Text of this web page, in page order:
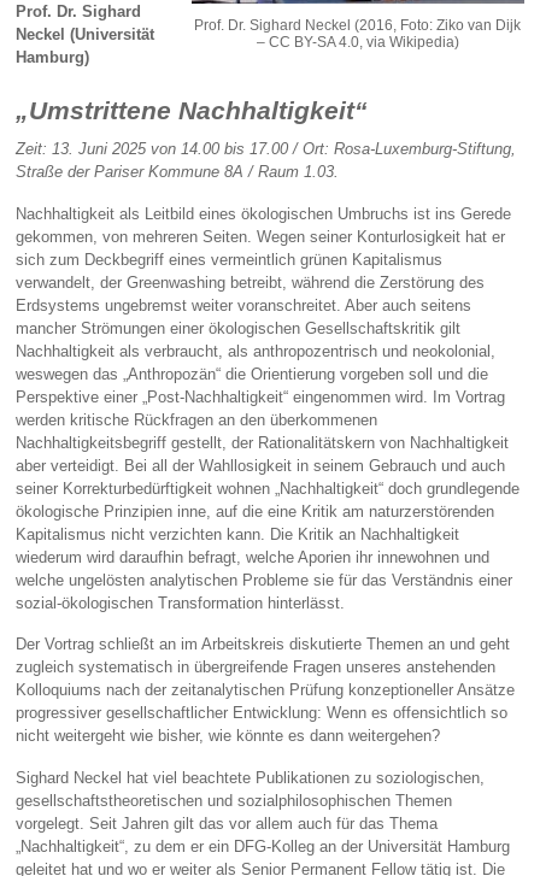
Prof. Dr. Sighard Neckel (2016, Foto: Ziko van Dijk
– CC BY-SA 4.0, via Wikipedia)
Prof. Dr. Sighard
Neckel (Universität
Hamburg)
„Umstrittene Nachhaltigkeit“
Zeit: 13. Juni 2025 von 14.00 bis 17.00 / Ort: Rosa-Luxemburg-Stiftung,
Straße der Pariser Kommune 8A / Raum 1.03.
Nachhaltigkeit als Leitbild eines ökologischen Umbruchs ist ins Gerede
gekommen, von mehreren Seiten. Wegen seiner Konturlosigkeit hat er
sich zum Deckbegriff eines vermeintlich grünen Kapitalismus
verwandelt, der Greenwashing betreibt, während die Zerstörung des
Erdsystems ungebremst weiter voranschreitet. Aber auch seitens
mancher Strömungen einer ökologischen Gesellschaftskritik gilt
Nachhaltigkeit als verbraucht, als anthropozentrisch und neokolonial,
weswegen das „Anthropozän“ die Orientierung vorgeben soll und die
Perspektive einer „Post-Nachhaltigkeit“ eingenommen wird. Im Vortrag
werden kritische Rückfragen an den überkommenen
Nachhaltigkeitsbegriff gestellt, der Rationalitätskern von Nachhaltigkeit
aber verteidigt. Bei all der Wahllosigkeit in seinem Gebrauch und auch
seiner Korrekturbedürftigkeit wohnen „Nachhaltigkeit“ doch grundlegende
ökologische Prinzipien inne, auf die eine Kritik am naturzerstörenden
Kapitalismus nicht verzichten kann. Die Kritik an Nachhaltigkeit
wiederum wird daraufhin befragt, welche Aporien ihr innewohnen und
welche ungelösten analytischen Probleme sie für das Verständnis einer
sozial-ökologischen Transformation hinterlässt.
Der Vortrag schließt an im Arbeitskreis diskutierte Themen an und geht
zugleich systematisch in übergreifende Fragen unseres anstehenden
Kolloquiums nach der zeitanalytischen Prüfung konzeptioneller Ansätze
progressiver gesellschaftlicher Entwicklung: Wenn es offensichtlich so
nicht weitergeht wie bisher, wie könnte es dann weitergehen?
Sighard Neckel hat viel beachtete Publikationen zu soziologischen,
gesellschaftstheoretischen und sozialphilosophischen Themen
vorgelegt. Seit Jahren gilt das vor allem auch für das Thema
„Nachhaltigkeit“, zu dem er ein DFG-Kolleg an der Universität Hamburg
geleitet hat und wo er weiter als Senior Permanent Fellow tätig ist. Die